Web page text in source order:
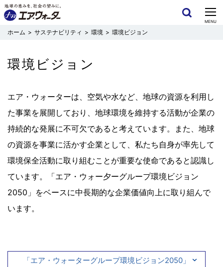
CLOSE
MENU
サステナビリティ 環境 環境ビジョン
環境ビジョン
エア・ウォーターは、空気や水など、地球の資源を利用し
た事業を展開しており、地球環境を維持する活動が企業の
持続的な発展に不可欠であると考えています。また、地球
の資源を事業に活かす企業として、私たち自身が率先して
環境保全活動に取り組むことが重要な使命であると認識し
ています。「エア・ウォー夕ーグループ環境ビジョン
2050」をベースに中長期的な企業価値向上に取り組んで
います。
「エア・ウォーターグループ環境ビジョン2050」